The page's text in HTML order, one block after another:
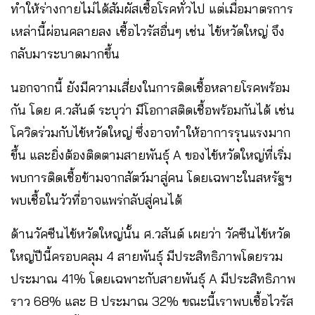
ทำให้ร่างกายไม่ได้สัมผัสเชื้อโรคทั่วไป แต่เมื่อมาตรการ
เหล่านี้ผ่อนคลายลง เชื้อไวรัสอื่นๆ เช่น ไข้หวัดใหญ่ จึง
กลับมาระบาดมากขึ้น
นอกจากนี้ ยังมีความเสี่ยงในการติดเชื้อหลายโรคพร้อม
กัน โดย ศ.วสันต์ ระบุว่า มีโอกาสติดเชื้อพร้อมกันได้ เช่น
โควิดร่วมกับไข้หวัดใหญ่ ซึ่งอาจทำให้อาการรุนแรงมาก
ขึ้น และยิ่งต้องติดตามสายพันธุ์ A ของไข้หวัดใหญ่ที่เริ่ม
พบการติดเชื้อข้ามจากสัตว์มาสู่คน โดยเฉพาะในสหรัฐฯ
พบเชื้อในวัวที่อาจแพร่กลับสู่คนได้
ด้านวัคซีนไข้หวัดใหญ่นั้น ศ.วสันต์ เผยว่า วัคซีนไข้หวัด
ใหญ่ปีนี้ครอบคลุม 4 สายพันธุ์ มีประสิทธิภาพโดยรวม
ประมาณ 41% โดยเฉพาะกับสายพันธุ์ A มีประสิทธิภาพ
ราว 68% และ B ประมาณ 32% ขณะนี้เราพบเชื้อไวรัส